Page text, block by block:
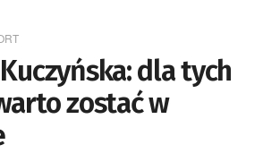
dla tych
zostać w